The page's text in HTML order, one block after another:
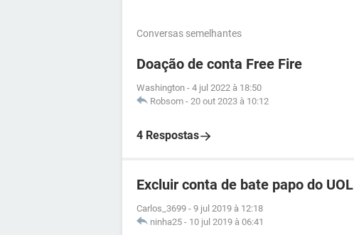
Conversas semelhantes
Doação de conta Free Fire
Washington - 4 jul 2022 à 18:50
Robsom - 20 out 2023 à 10:12
4 Respostas
Excluir conta de bate papo do UOL
Carlos_3699 - 9 jul 2019 à 12:18
ninha25 - 10 jul 2019 à 06:41